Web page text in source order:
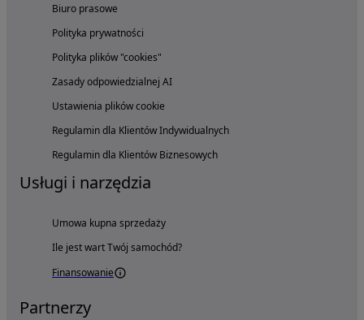
Biuro prasowe
Polityka prywatności
Polityka plików "cookies"
Zasady odpowiedzialnej AI
Ustawienia plików cookie
Regulamin dla Klientów Indywidualnych
Regulamin dla Klientów Biznesowych
Usługi i narzędzia
Umowa kupna sprzedaży
Ile jest wart Twój samochód?
Finansowanie
Partnerzy